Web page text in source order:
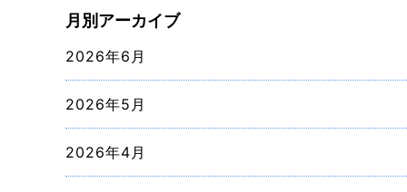
月別アーカイブ
2026年6月
2026年5月
2026年4月